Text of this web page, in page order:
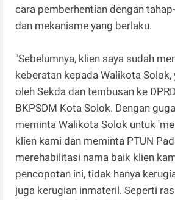
cara pemberhentian dengan
dan mekanisme yang berlaku.
"Sebelumnya, klien saya sudah
keberatan kepada Walikota
oleh Sekda dan tembusan ke
BKPSDM Kota Solok. Dengan
meminta Walikota Solok untuk
klien kami dan meminta PTUN
merehabilitasi nama baik klien
pencopotan ini, tidak hanya
juga kerugian inmateril. Seperti